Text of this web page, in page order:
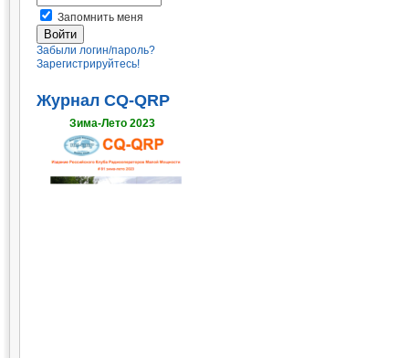
Запомнить меня
Забыли логин/пароль?
Зарегистрируйтесь!
Журнал CQ-QRP
Зима-Лето 2023